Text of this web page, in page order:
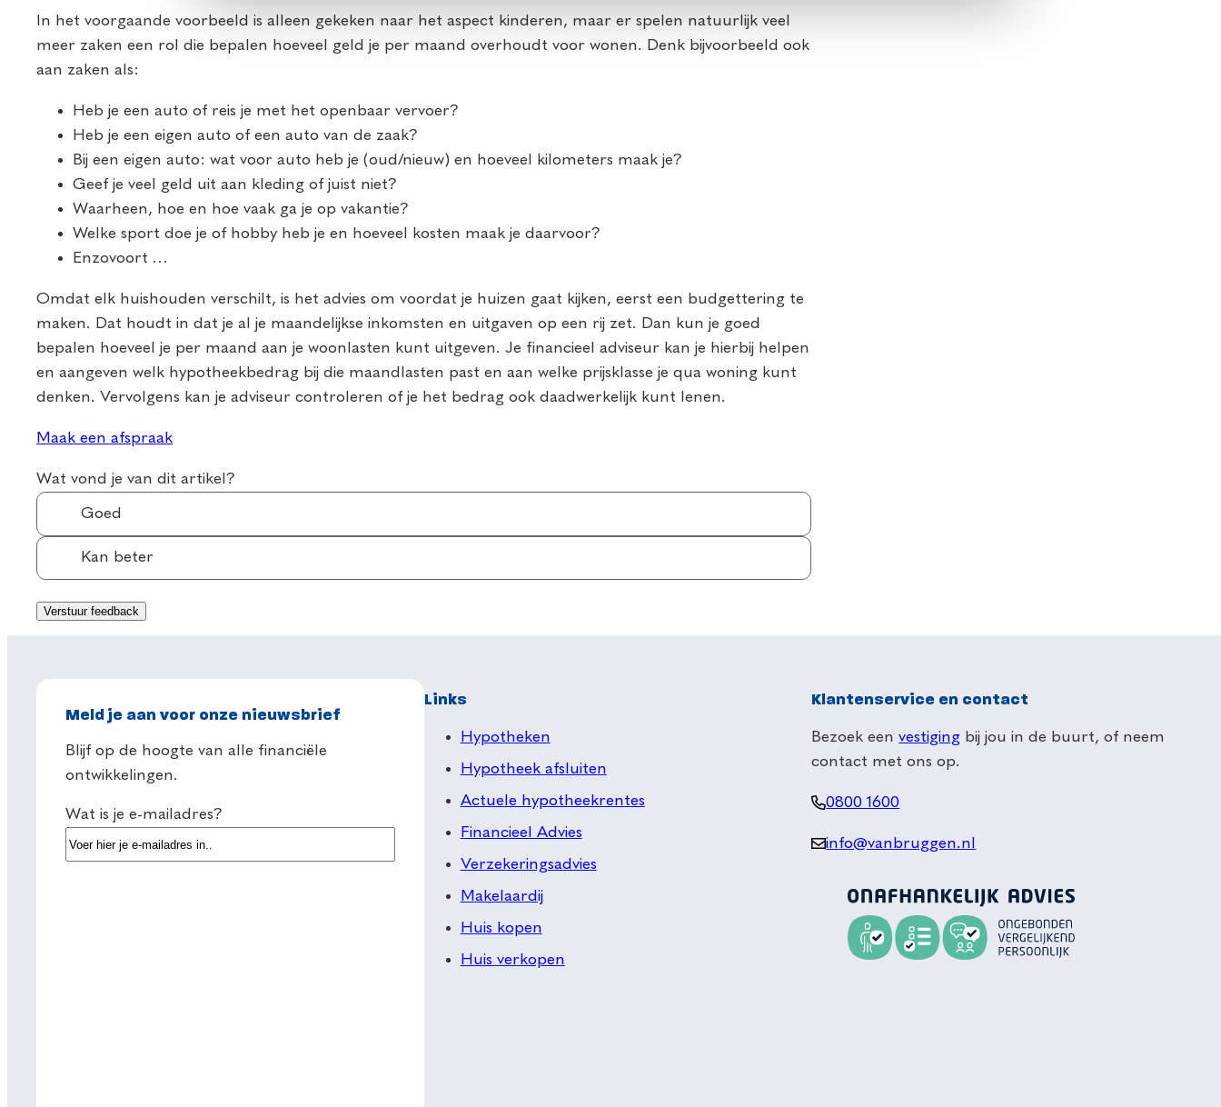
In het voorgaande voorbeeld is alleen gekeken naar het aspect kinderen, maar er spelen natuurlijk veel
meer zaken een rol die bepalen hoeveel geld je per maand overhoudt voor wonen. Denk bijvoorbeeld ook
aan zaken als:
Heb je een auto of reis je met het openbaar vervoer?
Heb je een eigen auto of een auto van de zaak?
Bij een eigen auto: wat voor auto heb je (oud/nieuw) en hoeveel kilometers maak je?
Geef je veel geld uit aan kleding of juist niet?
Waarheen, hoe en hoe vaak ga je op vakantie?
Welke sport doe je of hobby heb je en hoeveel kosten maak je daarvoor?
Enzovoort …
Omdat elk huishouden verschilt, is het advies om voordat je huizen gaat kijken, eerst een budgettering te
maken. Dat houdt in dat je al je maandelijkse inkomsten en uitgaven op een rij zet. Dan kun je goed
bepalen hoeveel je per maand aan je woonlasten kunt uitgeven. Je financieel adviseur kan je hierbij helpen
en aangeven welk hypotheekbedrag bij die maandlasten past en aan welke prijsklasse je qua woning kunt
denken. Vervolgens kan je adviseur controleren of je het bedrag ook daadwerkelijk kunt lenen.
Maak een afspraak
Wat vond je van dit artikel?
Goed
Kan beter
Meld je aan voor onze nieuwsbrief
Blijf op de hoogte van alle financiële
ontwikkelingen.
Wat is je e-mailadres?
Links
Hypotheken
Hypotheek afsluiten
Actuele hypotheekrentes
Financieel Advies
Verzekeringsadvies
Makelaardij
Huis kopen
Huis verkopen
Klantenservice en contact
Bezoek eenvestiging bij jou in de buurt, of neem
contact met ons op.
0800 1600
info@vanbruggen.nl